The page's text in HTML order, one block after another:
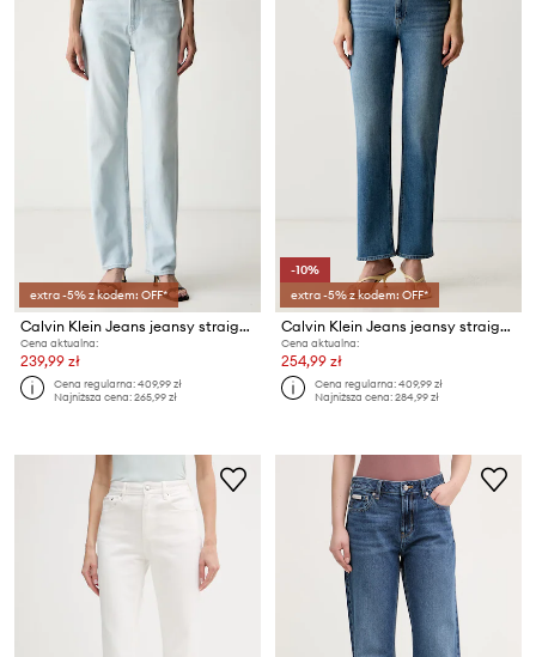
extra -5% z kodem: OFF*
Calvin Klein Jeans jeansy straight damskie
Cena aktualna:
239,99 zł
Cena regularna:409,99 zł
Najniższa cena:265,99 zł
-10%
extra -5% z kodem: OFF*
Calvin Klein Jeans jeansy straight damskie
Cena aktualna:
254,99 zł
Cena regularna:409,99 zł
Najniższa cena:284,99 zł